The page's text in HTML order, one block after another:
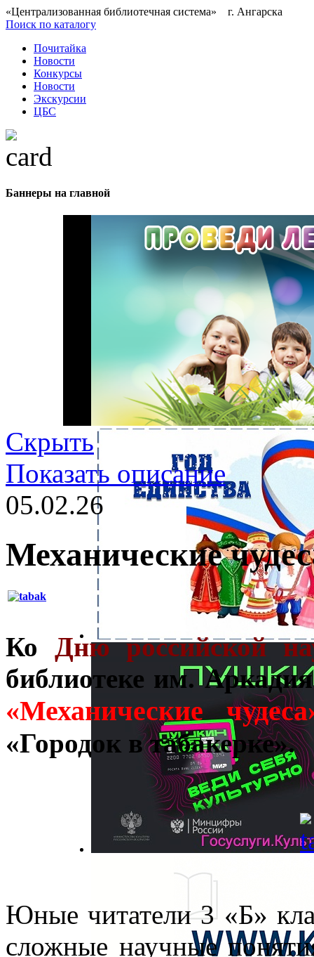
«Централизованная библиотечная система» г. Ангарска
Поиск по каталогу
Почитайка
Новости
Конкурсы
Новости
Экскурсии
ЦБС
Баннеры на главной
Скрыть
Показать описание
05.02.26
Механические
Ко Дню российской
библиотеке им.
«Механические
«Городок в табакерке».
Юные читатели 3 «Б»
сложные научные